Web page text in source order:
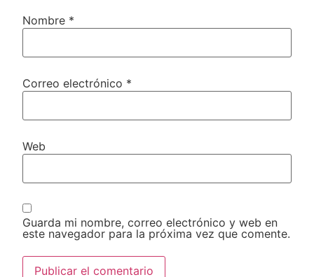
Nombre *
Correo electrónico *
Web
Guarda mi nombre, correo electrónico y web en
este navegador para la próxima vez que comente.